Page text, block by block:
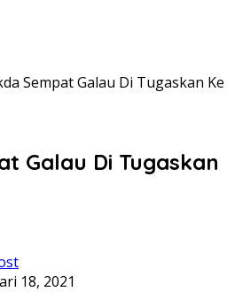
Sempat Galau Di Tugaskan Ke
Galau Di Tugaskan
18, 2021